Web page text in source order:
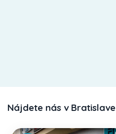
Nájdete nás v Bratislave